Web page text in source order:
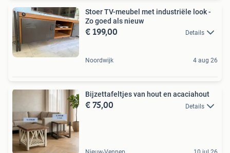
Stoer TV-meubel met industriële look -
Zo goed als nieuw
€ 199,00 Details
Noordwijk 4 aug 26
Bijzettafeltjes van hout en acaciahout
€ 75,00 Details